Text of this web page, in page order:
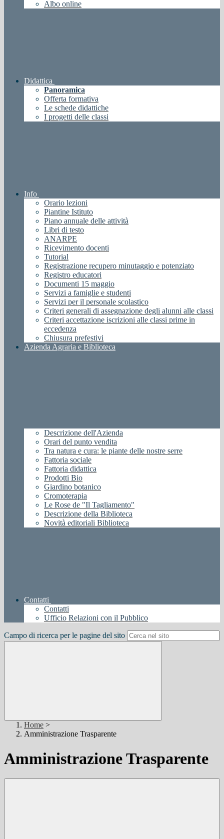
Albo online
Didattica
Panoramica
Offerta formativa
Le schede didattiche
I progetti delle classi
Info
Orario lezioni
Piantine Istituto
Piano annuale delle attività
Libri di testo
ANARPE
Ricevimento docenti
Tutorial
Registrazione recupero minutaggio e potenziato
Registro educatori
Documenti 15 maggio
Servizi a famiglie e studenti
Servizi per il personale scolastico
Criteri generali di assegnazione degli alunni alle classi
Criteri accettazione iscrizioni alle classi prime in
eccedenza
Chiusura prefestivi
Azienda Agraria e Biblioteca
Descrizione dell'Azienda
Orari del punto vendita
Tra natura e cura: le piante delle nostre serre
Fattoria sociale
Fattoria didattica
Prodotti Bio
Giardino botanico
Cromoterapia
Le Rose de "Il Tagliamento"
Descrizione della Biblioteca
Novità editoriali Biblioteca
Contatti
Contatti
Ufficio Relazioni con il Pubblico
Campo di ricerca per le pagine del sito
Home >
Amministrazione Trasparente
Amministrazione Trasparente